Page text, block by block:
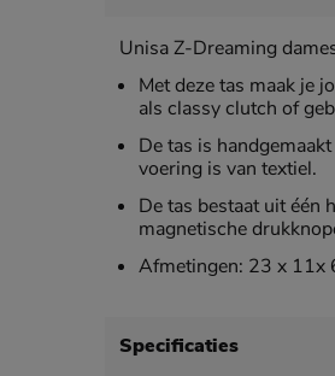
Unisa Z-Dreaming
Met deze tas maak je
als classy clutch of
De tas is
voering is van textiel.
De tas bestaat uit één
magnetische
Afmetingen: 23 x 11x
Specificaties